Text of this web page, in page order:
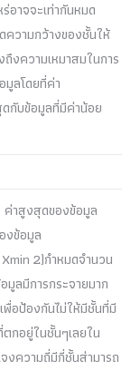
อาจจะเท่ากันหมด
ความกว้างของชั้นให้
งความเหมาสมในการ
ลโดยที่ค่า
กับข้อมูลที่มีค่าน้อย
าสูงสุดของข้อมูล
ข้อมูล
2)กำหมดจำนวน
ลมีการกระจายมาก
อป้องกันไม่ให้มีชั้นที่มี
กอยู่ในชั้นๆเลยใน
งความถี่มีกี่ชั้นส่ามารถ